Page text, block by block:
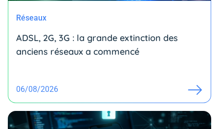
Réseaux
ADSL, 2G, 3G : la grande extinction des
anciens réseaux a commencé
06/08/2026